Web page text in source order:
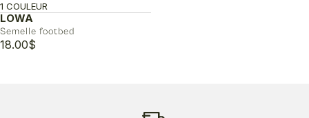
LOWA
Semelle footbed
1 COULEUR
18.00$